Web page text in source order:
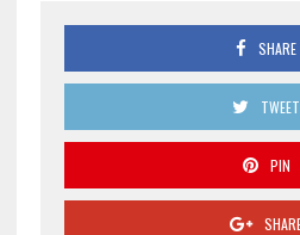
SHARE
TWEET
PIN